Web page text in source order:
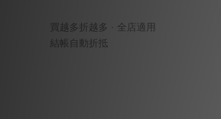
買越多折越多 · 全店適用
結帳自動折抵